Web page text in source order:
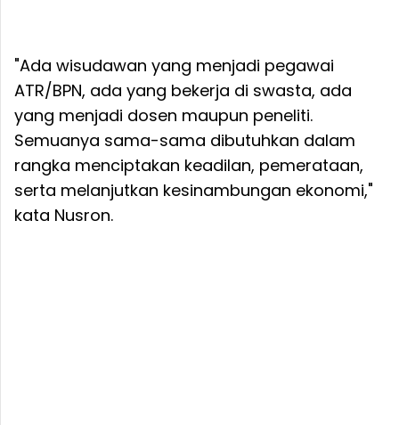
"Ada wisudawan yang menjadi pegawai
ATR/BPN, ada yang bekerja di swasta, ada
yang menjadi dosen maupun peneliti.
Semuanya sama-sama dibutuhkan dalam
rangka menciptakan keadilan, pemerataan,
serta melanjutkan kesinambungan ekonomi,"
kata Nusron.